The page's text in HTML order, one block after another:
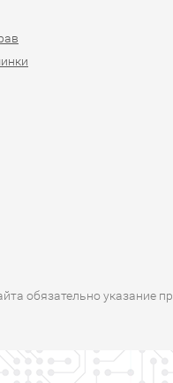
обязательно указание